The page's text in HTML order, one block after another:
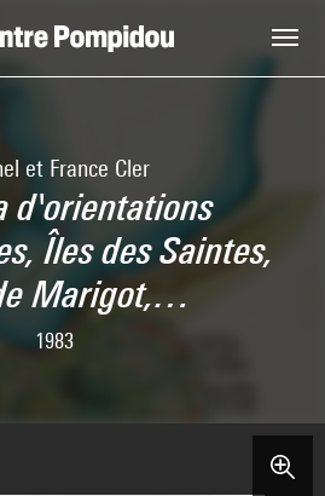
et France Cler
d'orientations
Îles des Saintes,
Marigot,…
1983